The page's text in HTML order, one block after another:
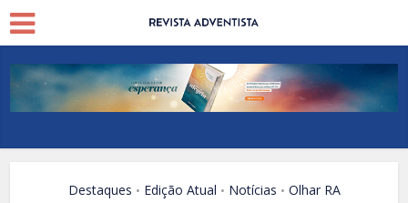
Destaques • Edição Atual • Notícias • Olhar RA